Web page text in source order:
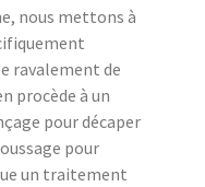
nous mettons à
ravalement de
procède à un
pour décaper
pour
un traitement